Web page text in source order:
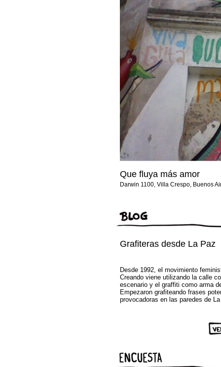
Que fluya más amor
Darwin 1100, Villa Crespo, Buenos
Grafiteras desde La Paz
Desde 1992, el movimiento
Creando viene utilizando la calle
escenario y el graffiti como arma
Empezaron grafiteando frases
provocadoras en las paredes de